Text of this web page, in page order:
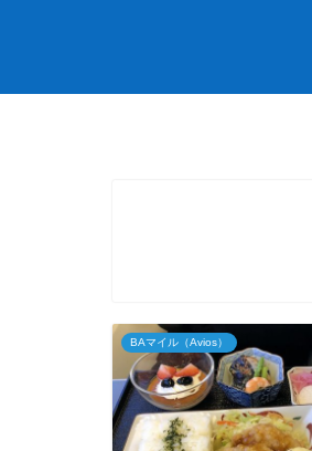
BAマイル（Avios）